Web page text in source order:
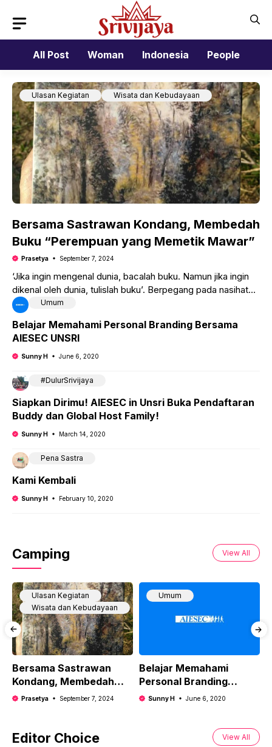
content
All Post
Woman Indonesia People
Ulasan Kegiatan Wisata dan Kebudayaan
Bersama Sastrawan Kondang, Membedah
Buku “Perempuan yang Memetik Mawar”
Prasetya September 7, 2024
‘Jika ingin mengenal dunia, bacalah buku. Namun jika ingin
dikenal oleh dunia, tulislah buku’. Berpegang pada nasihat
tersebut, banyak orang yang awalnya hanya rajin membaca,
Umum
Belajar Memahami Personal Branding Bersama
AIESEC UNSRI
Sunny H June 6, 2020
#DulurSrivijaya
Siapkan Dirimu! AIESEC in Unsri Buka Pendaftaran
Buddy dan Global Host Family!
Sunny H March 14, 2020
Pena Sastra
Kami Kembali
Sunny H February 10, 2020
Camping View All
Ulasan Kegiatan
Wisata dan Kebudayaan
Bersama Sastrawan
Kondang, Membedah
Buku “Perempuan yang
Prasetya September 7, 2024
Umum
Belajar Memahami
Personal Branding
Bersama AIESEC UNSRI
Sunny H June 6, 2020
Editor Choice View All